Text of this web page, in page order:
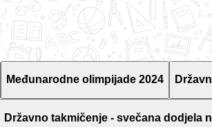
Međunarodne olimpijade 2024
Državno takmičenje - svečana dodjela